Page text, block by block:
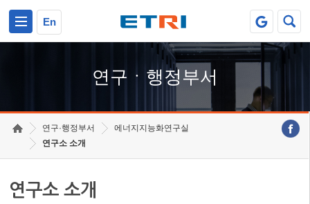
En
연구ㆍ행정부서
연구·행정부서
에너지지능화연구실
연구소 소개
연구소 소개